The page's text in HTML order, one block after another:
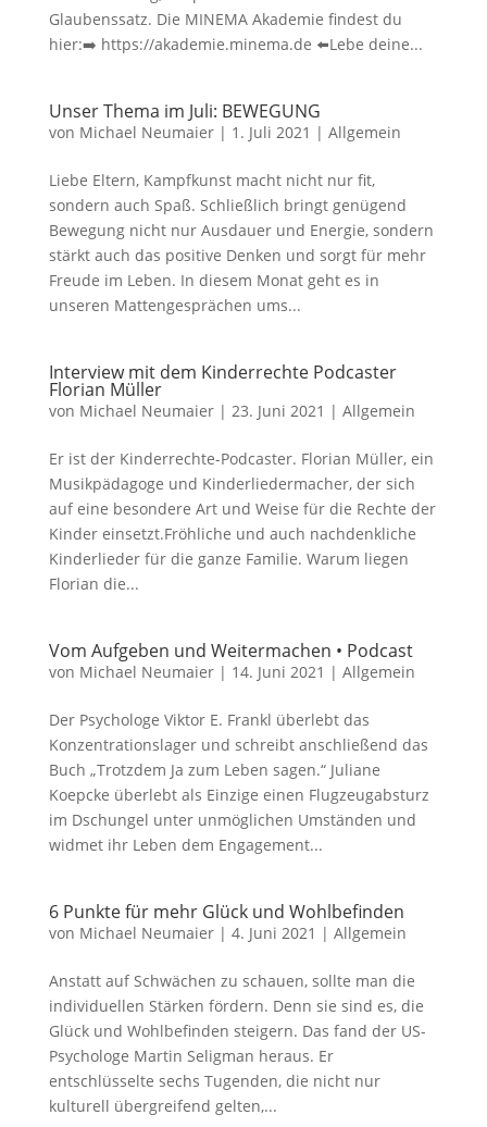
Glaubenssatz. Die MINEMA Akademie findest du
hier:➡️ https://akademie.minema.de ⬅️Lebe deine...
Unser Thema im Juli: BEWEGUNG
von Michael Neumaier| 1. Juli 2021 | Allgemein
Liebe Eltern, Kampfkunst macht nicht nur fit,
sondern auch Spaß. Schließlich bringt genügend
Bewegung nicht nur Ausdauer und Energie, sondern
stärkt auch das positive Denken und sorgt für mehr
Freude im Leben. In diesem Monat geht es in
unseren Mattengesprächen ums...
Interview mit dem Kinderrechte Podcaster
Florian Müller
von Michael Neumaier| 23. Juni 2021 | Allgemein
Er ist der Kinderrechte-Podcaster. Florian Müller, ein
Musikpädagoge und Kinderliedermacher, der sich
auf eine besondere Art und Weise für die Rechte der
Kinder einsetzt.Fröhliche und auch nachdenkliche
Kinderlieder für die ganze Familie. Warum liegen
Florian die...
Vom Aufgeben und Weitermachen • Podcast
von Michael Neumaier| 14. Juni 2021 | Allgemein
Der Psychologe Viktor E. Frankl überlebt das
Konzentrationslager und schreibt anschließend das
Buch „Trotzdem Ja zum Leben sagen.“ Juliane
Koepcke überlebt als Einzige einen Flugzeugabsturz
im Dschungel unter unmöglichen Umständen und
widmet ihr Leben dem Engagement...
6 Punkte für mehr Glück und Wohlbefinden
von Michael Neumaier| 4. Juni 2021 | Allgemein
Anstatt auf Schwächen zu schauen, sollte man die
individuellen Stärken fördern. Denn sie sind es, die
Glück und Wohlbefinden steigern. Das fand der US-
Psychologe Martin Seligman heraus. Er
entschlüsselte sechs Tugenden, die nicht nur
kulturell übergreifend gelten,...